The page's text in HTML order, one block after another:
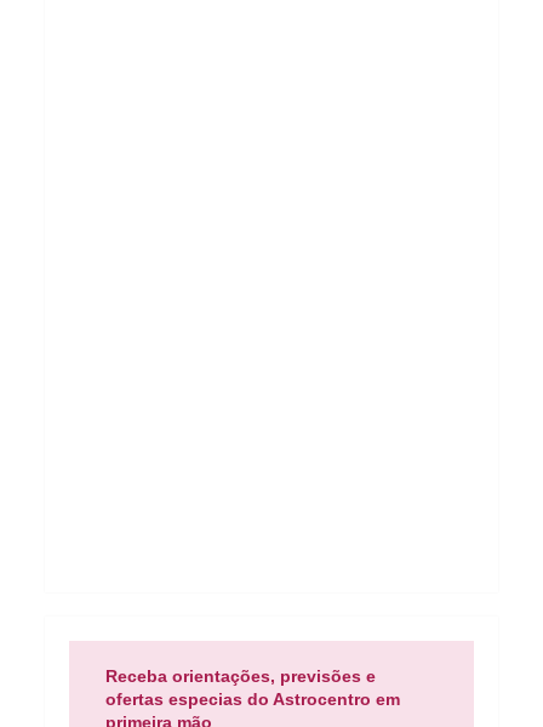
Receba orientações, previsões e
ofertas especias do Astrocentro em
primeira mão